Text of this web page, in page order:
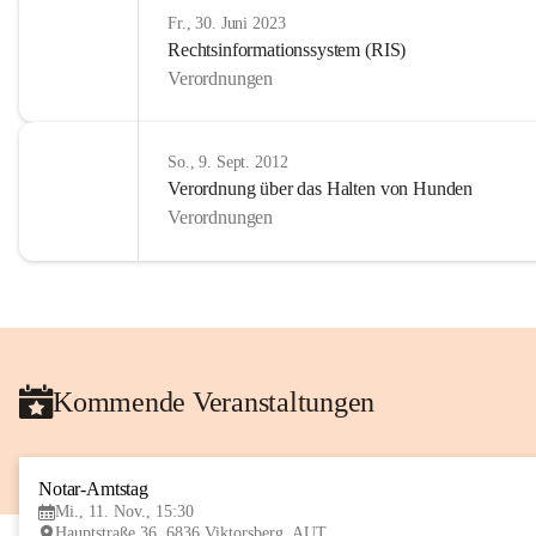
Fr., 30. Juni 2023
Rechtsinformationssystem (RIS)
Verordnungen
So., 9. Sept. 2012
Verordnung über das Halten von Hunden
Verordnungen
Kommende Veranstaltungen
Notar-Amtstag
Mi., 11. Nov., 15:30